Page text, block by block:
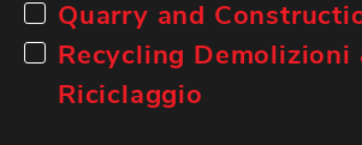
Quarry and
Recycling Demolizioni
Riciclaggio